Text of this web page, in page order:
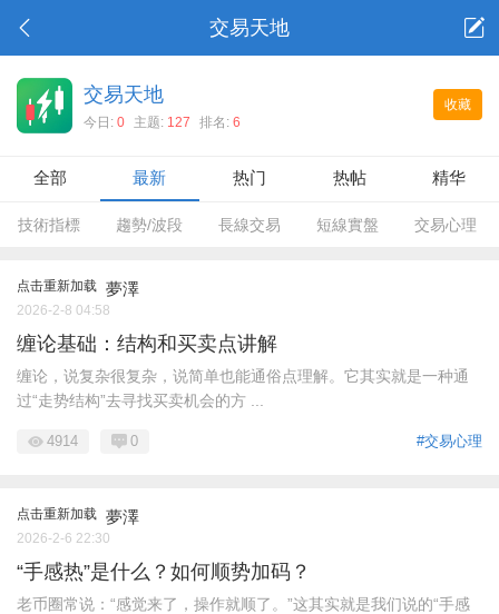
交易天地
收藏
交易天地
今日: 0 主题: 127 排名: 6
全部 最新 热门 热帖 精华
技術指標 趨勢/波段 長線交易 短線實盤 交易心理
点击重新加载 夢澤
2026-2-8 04:58
缠论基础：结构和买卖点讲解
缠论，说复杂很复杂，说简单也能通俗点理解。它其实就是一种通
过“走势结构”去寻找买卖机会的方 ...
#交易心理
4914 0
点击重新加载 夢澤
2026-2-6 22:30
“手感热”是什么？如何顺势加码？
老币圈常说：“感觉来了，操作就顺了。”这其实就是我们说的“手感